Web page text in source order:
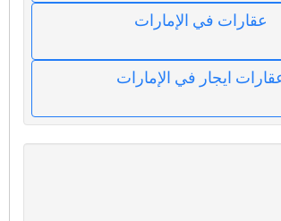
عقارات في الإمارات
ايجار في الإمارات